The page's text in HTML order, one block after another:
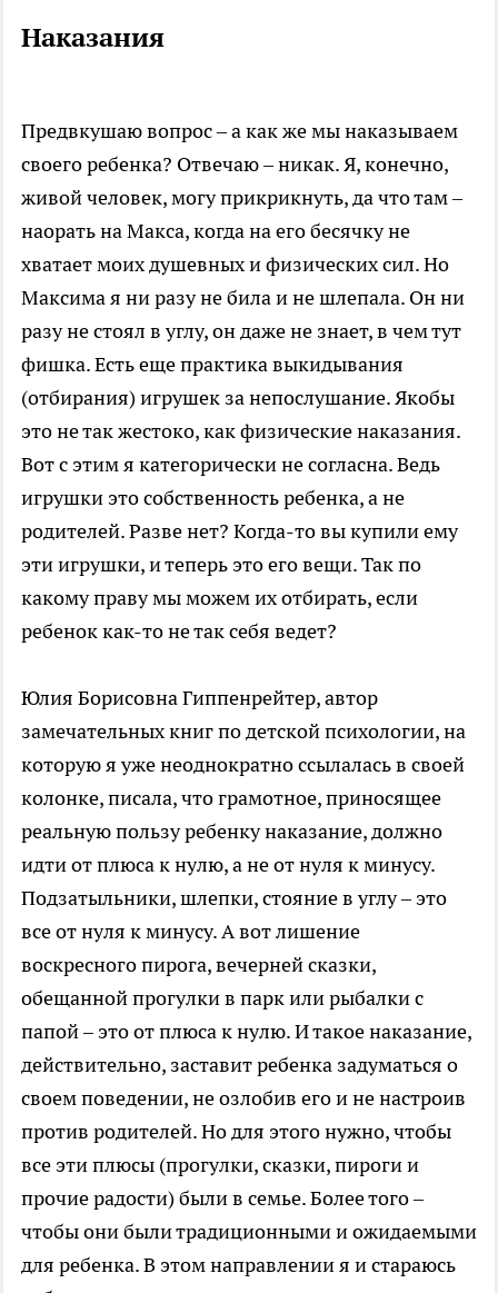
Наказания
Предвкушаю вопрос – а как же мы наказываем
своего ребенка? Отвечаю – никак. Я, конечно,
живой человек, могу прикрикнуть, да что там –
наорать на Макса, когда на его бесячку не
хватает моих душевных и физических сил. Но
Максима я ни разу не била и не шлепала. Он ни
разу не стоял в углу, он даже не знает, в чем тут
фишка. Есть еще практика выкидывания
(отбирания) игрушек за непослушание. Якобы
это не так жестоко, как физические наказания.
Вот с этим я категорически не согласна. Ведь
игрушки это собственность ребенка, а не
родителей. Разве нет? Когда-то вы купили ему
эти игрушки, и теперь это его вещи. Так по
какому праву мы можем их отбирать, если
ребенок как-то не так себя ведет?
Юлия Борисовна Гиппенрейтер, автор
замечательных книг по детской психологии, на
которую я уже неоднократно ссылалась в своей
колонке, писала, что грамотное, приносящее
реальную пользу ребенку наказание, должно
идти от плюса к нулю, а не от нуля к минусу.
Подзатыльники, шлепки, стояние в углу – это
все от нуля к минусу. А вот лишение
воскресного пирога, вечерней сказки,
обещанной прогулки в парк или рыбалки с
папой – это от плюса к нулю. И такое наказание,
действительно, заставит ребенка задуматься о
своем поведении, не озлобив его и не настроив
против родителей. Но для этого нужно, чтобы
все эти плюсы (прогулки, сказки, пироги и
прочие радости) были в семье. Более того –
чтобы они были традиционными и ожидаемыми
для ребенка. В этом направлении я и стараюсь